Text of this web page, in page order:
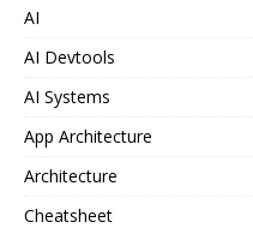
AI
AI Devtools
AI Systems
App Architecture
Architecture
Cheatsheet